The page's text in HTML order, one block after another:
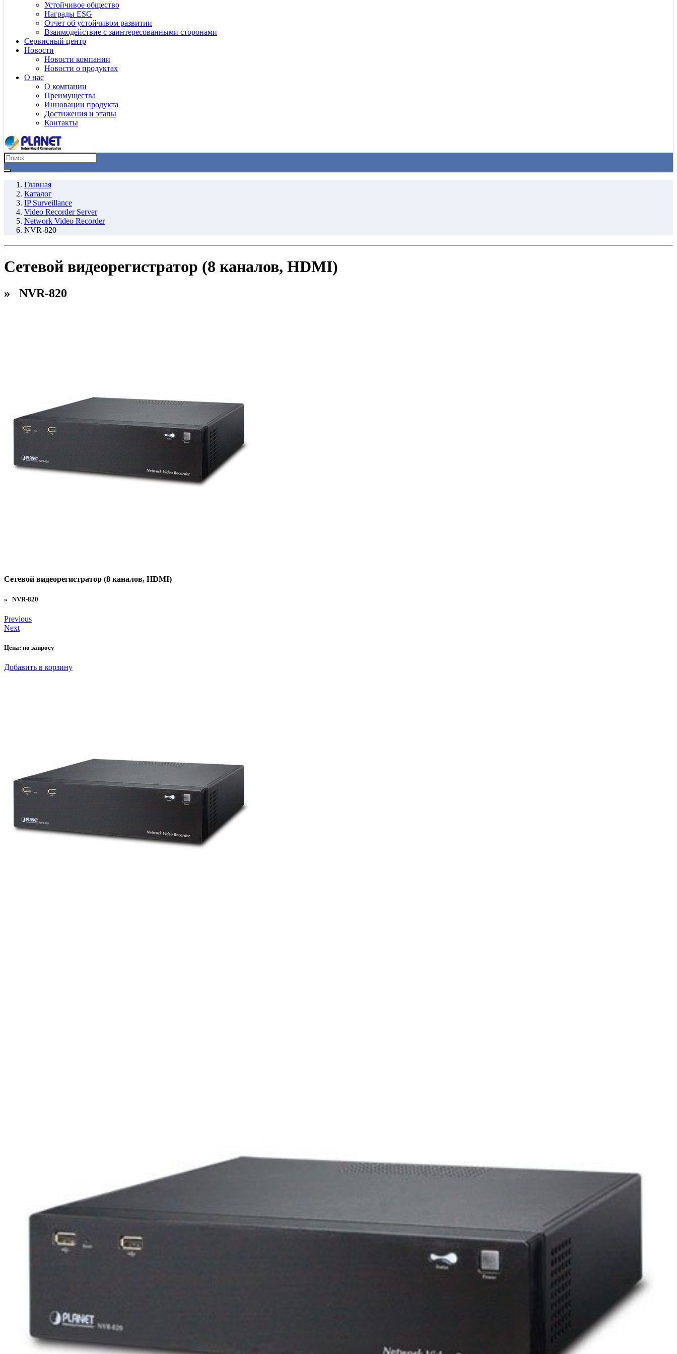
Устойчивое общество
Награды ESG
Отчет об устойчивом развитии
Взаимодействие с заинтересованными сторонами
Сервисный центр
Новости
Новости компании
Новости о продуктах
О нас
О компании
Преимущества
Инновации продукта
Достижения и этапы
Контакты
Главная
Каталог
IP Surveillance
Video Recorder Server
Network Video Recorder
NVR-820
Сетевой видеорегистратор (8 каналов, HDMI)
» NVR-820
Сетевой видеорегистратор (8 каналов, HDMI)
» NVR-820
Previous
Next
Цена: по запросу
Добавить в корзину